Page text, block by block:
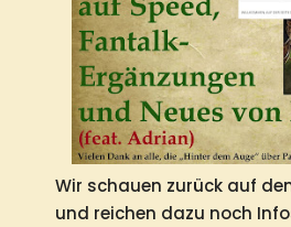
Wir schauen zurück auf
und reichen dazu noch